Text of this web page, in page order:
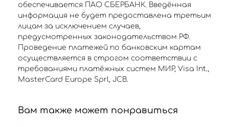
обеспечивается ПАО СБЕРБАНК. Введённая
информация не будет предоставлена третьим
лицам за исключением случаев,
предусмотренных законодательством РФ.
Проведение платежей по банковским картам
осуществляется в строгом соответствии с
требованиями платёжных систем МИР, Visa Int.,
MasterCard Europe Sprl, JCB.
Вам также может понравиться